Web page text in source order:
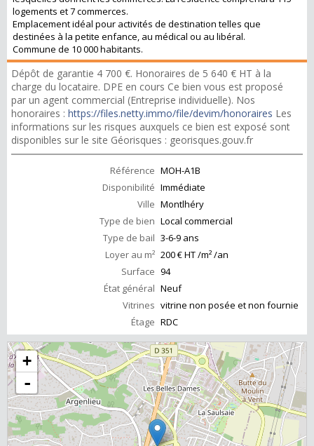
logements et 7 commerces.
Emplacement idéal pour activités de destination telles que
destinées à la petite enfance, au médical ou au libéral.
Commune de 10 000 habitants.
Dépôt de garantie 4 700 €. Honoraires de 5 640 € HT à la
charge du locataire. DPE en cours Ce bien vous est proposé
par un agent commercial (Entreprise individuelle). Nos
honoraires : https://files.netty.immo/file/devim/honoraires Les
informations sur les risques auxquels ce bien est exposé sont
disponibles sur le site Géorisques : georisques.gouv.fr
Référence MOH-A1B
Disponibilité Immédiate
Ville Montlhéry
Type de bien Local commercial
Type de bail 3-6-9 ans
Loyer au m² 200 € HT /m² /an
Surface 94
État général Neuf
Vitrines vitrine non posée et non fournie
Étage RDC
+
-